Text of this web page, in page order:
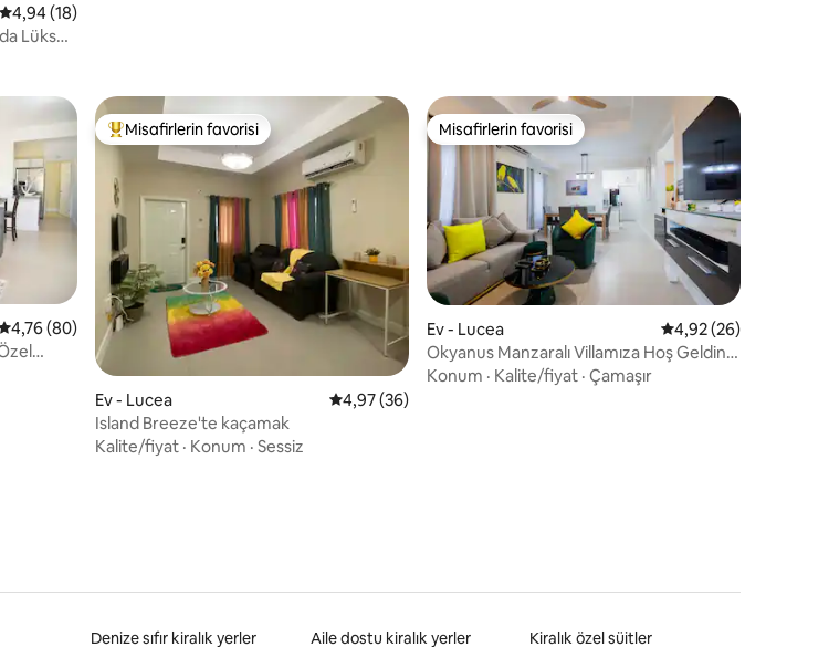
5 üzerinden ortalama 4,94 puan, 18 değerlendirme
4,94 (18)
Lüks
üzerinden ortalama 4,76 puan, 80 değerlendirme
4,76 (80)
Misafirlerin favorilerinden en beğenilenler arasında
Misafirlerin favorisi
Ev - Lucea 5 üzerinden ortalama 4,97 puan, 36 değerlendirme
4,97 (36)
Island Breeze'te kaçamak
Kalite/fiyat · Konum · Sessiz
Misafirlerin favorisi
Misafirlerin favorisi
Ev - Lucea 5 üzerinden
4,92 (26)
Okyanus Manzaralı Villamıza Hoş Geldiniz
Güneş enerjisi/Starlink/Spor salonu
Konum · Kalite/fiyat · Çamaşır
Denize sıfır kiralık yerler Aile dostu kiralık yerler Kiralık özel süitler